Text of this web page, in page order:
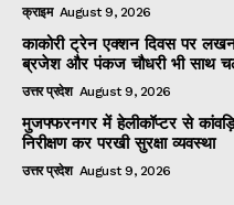
क्राइम August 9, 2026
काकोरी ट्रेन एक्शन दिवस पर
ब्रजेश और पंकज चौधरी भी साथ
उत्तर प्रदेश August 9, 2026
मुजफ्फरनगर में हेलीकॉप्टर से
निरीक्षण कर परखी सुरक्षा व्यवस्था
उत्तर प्रदेश August 9, 2026